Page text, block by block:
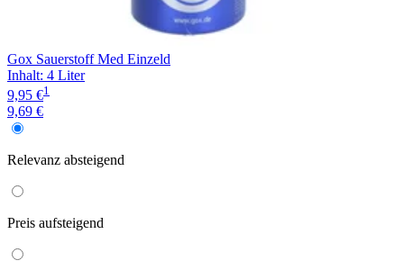
Gox Sauerstoff Med Einzeld
Inhalt: 4 Liter
9,95 €1
9,69 €
Relevanz absteigend
Preis aufsteigend